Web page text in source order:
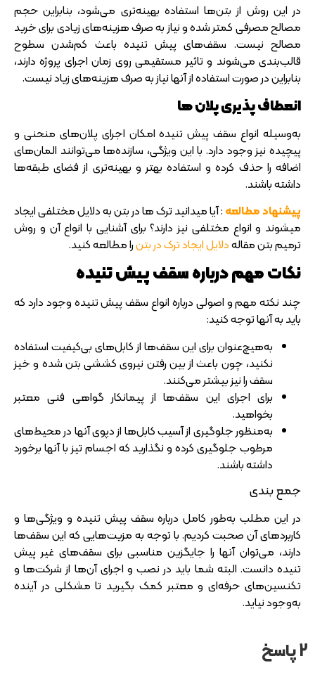
در این روش از بتن‌ها استفاده بهینه‌تری می‌شود، بنابراین حجم
مصالح مصرفی کمتر شده و نیاز به صرف هزینه‌های زیادی برای خرید
مصالح نیست. سقف‌های پیش تنیده باعث کم‌شدن سطوح
قالب‌بندی می‌شوند و تاثیر مستقیمی روی زمان اجرای پروژه دارند،
بنابراین در صورت استفاده از آنها نیاز به صرف هزینه‌های زیاد نیست.
انعطاف پذیری پلان ها
به‌وسیله انواع سقف پیش تنیده امکان اجرای پلان‌های منحنی و
پیچیده نیز وجود دارد. با این ویژگی، سازنده‌ها می‌توانند المان‌های
اضافه را حذف کرده و استفاده بهتر و بهینه‌تری از فضای طبقه‌ها
داشته باشند.
پیشنهاد مطالعه: آیا میدانید ترک ها در بتن به دلایل مختلفی ایجاد
میشوند و انواع مختلفی نیز دارند؟ برای آشنایی با انواع آن و روش
ترمیم بتن مقالهدلایل ایجاد ترک در بتنرا مطالعه کنید.
نکات مهم درباره سقف پیش تنیده
چند نکته مهم و اصولی درباره انواع سقف پیش تنیده وجود دارد که
باید به آنها توجه کنید:
به‌هیچ‌عنوان برای این سقف‌ها از کابل‌های بی‌کیفیت استفاده
نکنید، چون باعث از بین رفتن نیروی کششی بتن شده و خیز
سقف را نیز بیشتر می‌کنند.
برای اجرای این سقف‌ها از پیمانکار گواهی فنی معتبر
بخواهید.
به‌منظور جلوگیری از آسیب کابل‌ها از دپوی آنها در محیط‌های
مرطوب جلوگیری کرده و نگذارید که اجسام تیز با آنها برخورد
داشته باشند.
جمع بندی
در این مطلب به‌طور کامل درباره سقف پیش تنیده و ویژگی‌ها و
کاربردهای آن صحبت کردیم. با توجه به مزیت‌هایی که این سقف‌ها
دارند، می‌توان آنها را جایگزین مناسبی برای سقف‌های غیر پیش
تنیده دانست. البته شما باید در نصب و اجرای آن‌ها از شرکت‌ها و
تکنسین‌های حرفه‌ای و معتبر کمک بگیرید تا مشکلی در آینده
به‌وجود نیاید.
2 پاسخ